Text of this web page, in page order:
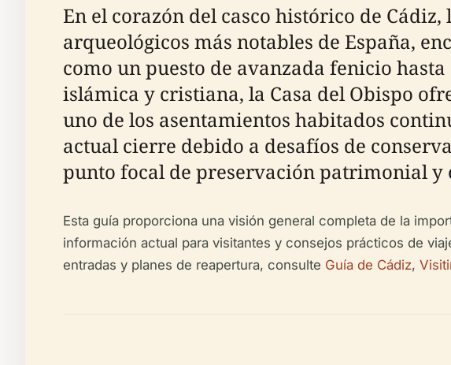
En el corazón del casco histórico de
arqueológicos más notables de España,
como un puesto de avanzada fenicio
islámica y cristiana, la Casa del Obispo
uno de los asentamientos habitados
actual cierre debido a desafíos de
punto focal de preservación patrimonial y
Esta guía proporciona una visión general completa de la
información actual para visitantes y consejos prácticos de
entradas y planes de reapertura, consulte Guía de Cádiz,